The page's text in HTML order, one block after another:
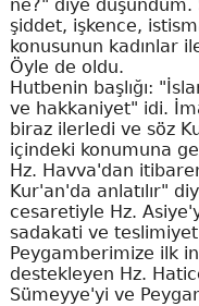
ne?" diye düşündüm.
şiddet, işkence,
konusunun kadınlar
Öyle de oldu.
Hutbenin başlığı:
ve hakkaniyet" idi.
biraz ilerledi ve söz
içindeki konumuna
Hz. Havva'dan
Kur'an'da anlatılır"
cesaretiyle Hz.
sadakati ve
Peygamberimize ilk
destekleyen Hz.
Sümeyye'yi ve